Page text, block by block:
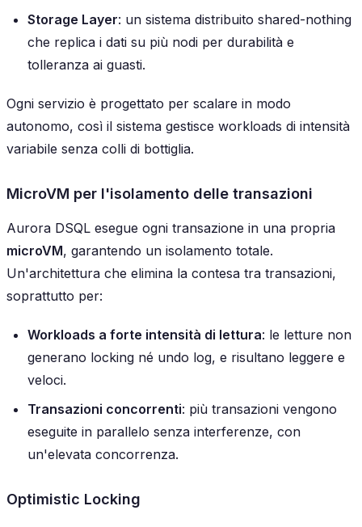
Storage Layer: un sistema distribuito shared-nothing
che replica i dati su più nodi per durabilità e
tolleranza ai guasti.
Ogni servizio è progettato per scalare in modo
autonomo, così il sistema gestisce workloads di intensità
variabile senza colli di bottiglia.
MicroVM per l'isolamento delle transazioni
Aurora DSQL esegue ogni transazione in una propria
microVM, garantendo un isolamento totale.
Un'architettura che elimina la contesa tra transazioni,
soprattutto per:
Workloads a forte intensità di lettura: le letture non
generano locking né undo log, e risultano leggere e
veloci.
Transazioni concorrenti: più transazioni vengono
eseguite in parallelo senza interferenze, con
un'elevata concorrenza.
Optimistic Locking